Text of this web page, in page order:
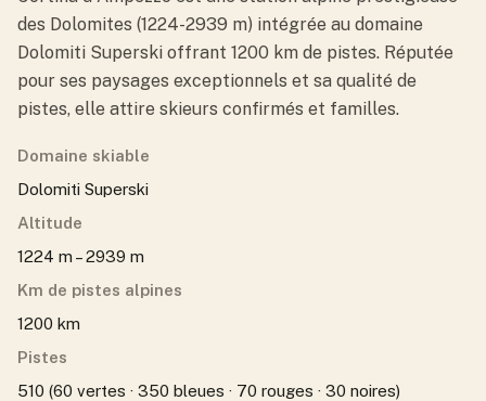
des Dolomites (1224-2939 m) intégrée au domaine
Dolomiti Superski offrant 1200 km de pistes. Réputée
pour ses paysages exceptionnels et sa qualité de
pistes, elle attire skieurs confirmés et familles.
Domaine skiable
Dolomiti Superski
Altitude
1224 m – 2939 m
Km de pistes alpines
1200 km
Pistes
510 (60 vertes · 350 bleues · 70 rouges · 30 noires)